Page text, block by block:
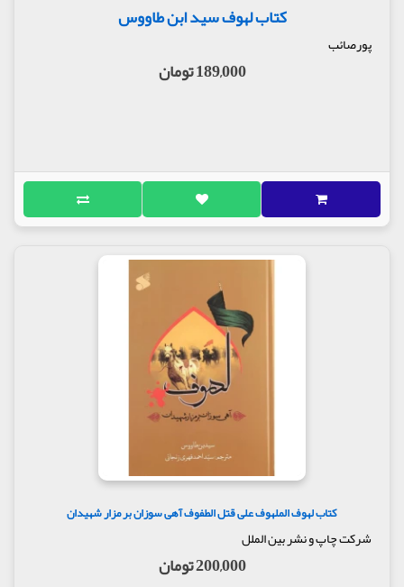
کتاب لهوف سید ابن طاووس
پورصائب
189,000 تومان
کتاب لهوف الملهوف علی قتل الطفوف آهی سوزان بر مزار شهیدان
شرکت چاپ و نشر بین الملل
200,000 تومان